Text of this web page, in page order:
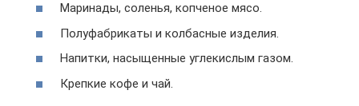
Маринады, соленья, копченое мясо.
Полуфабрикаты и колбасные изделия.
Напитки, насыщенные углекислым газом.
Крепкие кофе и чай.